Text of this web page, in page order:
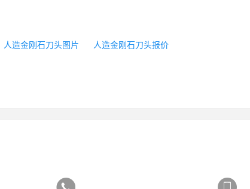
人造金刚石刀头图片 人造金刚石刀头报价